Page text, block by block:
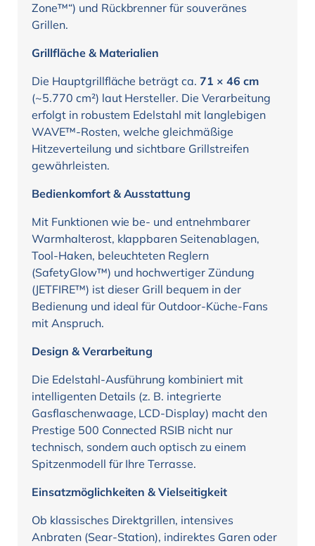
Zone™“) und Rückbrenner für souveränes
Grillen.
Grillfläche & Materialien
Die Hauptgrillfläche beträgt ca.71 × 46 cm
(~5.770 cm²) laut Hersteller. Die Verarbeitung
erfolgt in robustem Edelstahl mit langlebigen
WAVE™-Rosten, welche gleichmäßige
Hitzeverteilung und sichtbare Grillstreifen
gewährleisten.
Bedienkomfort & Ausstattung
Mit Funktionen wie be- und entnehmbarer
Warmhalterost, klappbaren Seitenablagen,
Tool-Haken, beleuchteten Reglern
(SafetyGlow™) und hochwertiger Zündung
(JETFIRE™) ist dieser Grill bequem in der
Bedienung und ideal für Outdoor-Küche-Fans
mit Anspruch.
Design & Verarbeitung
Die Edelstahl-Ausführung kombiniert mit
intelligenten Details (z. B. integrierte
Gasflaschenwaage, LCD-Display) macht den
Prestige 500 Connected RSIB nicht nur
technisch, sondern auch optisch zu einem
Spitzenmodell für Ihre Terrasse.
Einsatzmöglichkeiten & Vielseitigkeit
Ob klassisches Direktgrillen, intensives
Anbraten (Sear-Station), indirektes Garen oder